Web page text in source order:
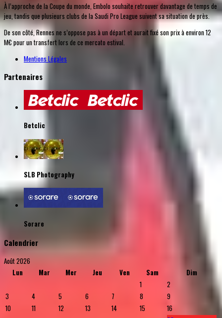
À l’approche de la Coupe du monde, Embolo souhaite retrouver davantage de temps de
jeu, tandis que plusieurs clubs de la Saudi Pro League suivent sa situation de près.
De son côté, Rennes ne s’oppose pas à un départ et aurait fixé son prix à environ 12
M€ pour un transfert lors de ce mercato estival.
Mentions Légales
Partenaires
Betclic
SLB Photography
Sorare
Calendrier
Août 2026
Lun
Mar Mer Jeu Ven Sam
Dim
1
2
3
4 5 6 7 8
9
10
11 12 13 14 15 16